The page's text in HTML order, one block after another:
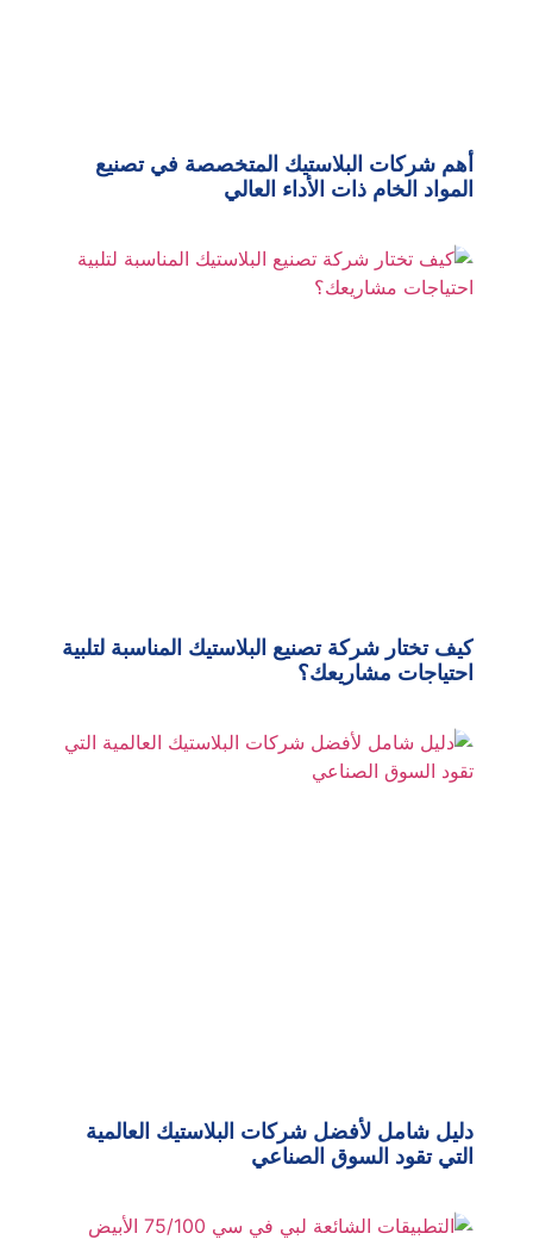
أهم شركات البلاستيك المتخصصة في تصنيع
المواد الخام ذات الأداء العالي
كيف تختار شركة تصنيع البلاستيك المناسبة لتلبية
احتياجات مشاريعك؟
دليل شامل لأفضل شركات البلاستيك العالمية
التي تقود السوق الصناعي